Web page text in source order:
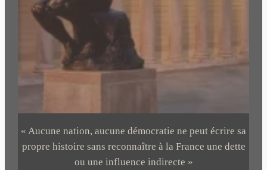
« Aucune nation, aucune démocratie ne peut écrire sa
propre histoire sans reconnaître à la France une dette
ou une influence indirecte »